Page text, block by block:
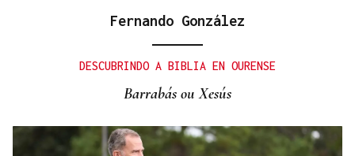
Fernando González
DESCUBRINDO A BIBLIA EN OURENSE
Barrabás ou Xesús